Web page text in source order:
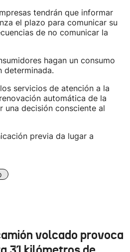
tendrán que informar
el plazo para comunicar su
de no comunicar la
hagan un consumo
determinada.
servicios de atención a la
automática de la
una decisión consciente al
previa da lugar a
volcado provoca